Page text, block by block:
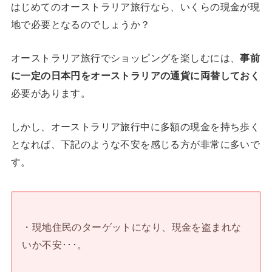
はじめてのオーストラリア旅行なら、いくらの現金が現
地で必要となるのでしょうか？
オーストラリア旅行でショッピングを楽しむには、事前
に一定の日本円をオーストラリアの通貨に両替しておく
必要があります。
しかし、オーストラリア旅行中に多額の現金を持ち歩く
となれば、下記のような不安を感じる方が非常に多いで
す。
・現地住民のターゲットになり、現金を盗まれな
いか不安･･･。